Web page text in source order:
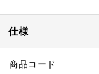
仕様
商品コード